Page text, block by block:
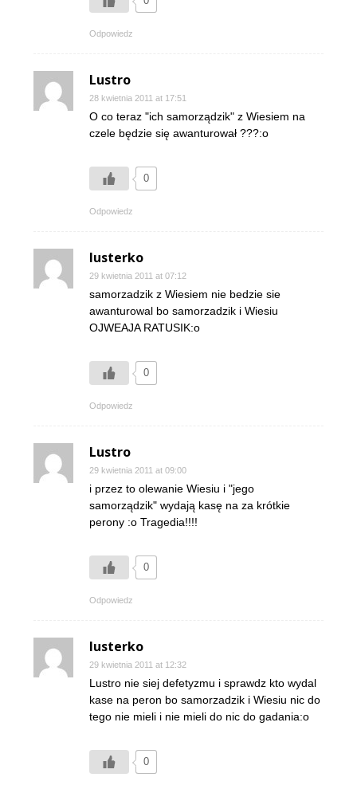
Odpowiedz
Lustro
28 kwietnia 2011 at 17:51
O co teraz "ich samorządzik" z Wiesiem na
czele będzie się awanturował ???:o
0
Odpowiedz
lusterko
29 kwietnia 2011 at 07:12
samorzadzik z Wiesiem nie bedzie sie
awanturowal bo samorzadzik i Wiesiu
OJWEAJA RATUSIK:o
0
Odpowiedz
Lustro
29 kwietnia 2011 at 09:00
i przez to olewanie Wiesiu i "jego
samorządzik" wydają kasę na za krótkie
perony :o Tragedia!!!!
0
Odpowiedz
lusterko
29 kwietnia 2011 at 12:32
Lustro nie siej defetyzmu i sprawdz kto wydal
kase na peron bo samorzadzik i Wiesiu nic do
tego nie mieli i nie mieli do nic do gadania:o
0